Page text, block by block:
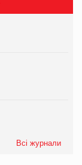
Всі журнали